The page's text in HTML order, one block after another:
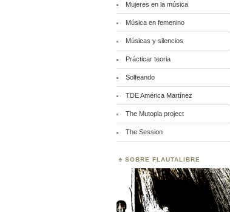
Mujeres en la música
Música en femenino
Músicas y silencios
Prácticar teoria
Solfeando
TDE América Martínez
The Mutopia project
The Session
SOBRE FLAUTALIBRE